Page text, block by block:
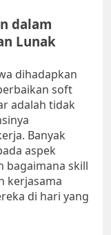
dalam
Lunak
dihadapkan
soft
adalah tidak
Banyak
aspek
bagaimana skill
kerjasama
di hari yang